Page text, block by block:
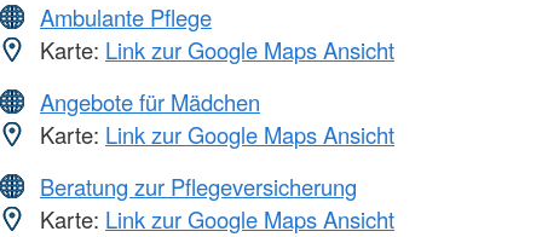
Ambulante Pflege
Karte: Link zur Google Maps Ansicht
Angebote für Mädchen
Karte: Link zur Google Maps Ansicht
Beratung zur Pflegeversicherung
Karte: Link zur Google Maps Ansicht